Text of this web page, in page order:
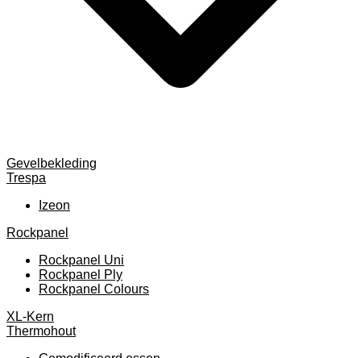
Gevelbekleding
Trespa
Izeon
Rockpanel
Rockpanel Uni
Rockpanel Ply
Rockpanel Colours
XL-Kern
Thermohout